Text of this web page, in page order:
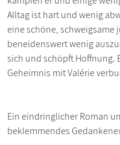
Alltag ist hart und wenig
eine schöne, schweigsame
beneidenswert wenig
sich und schöpft Hoffnung.
Geheimnis mit Valérie
Ein eindringlicher Roman
beklemmendes